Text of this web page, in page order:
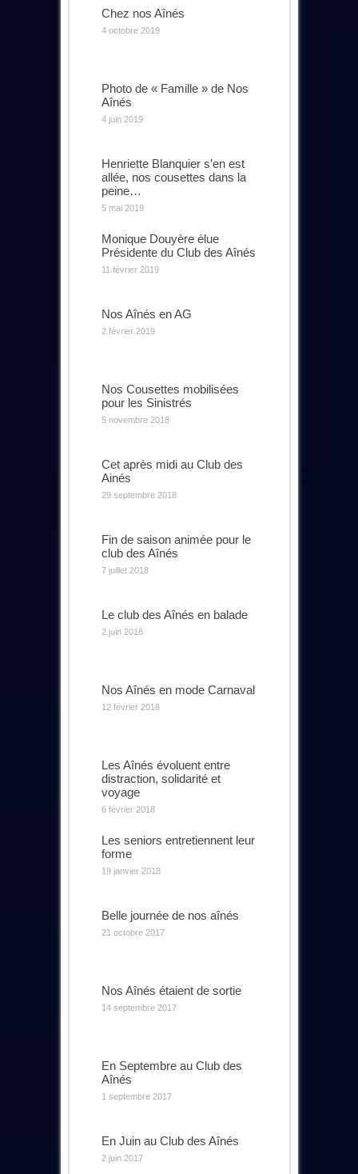
Chez nos Aînés
4 octobre 2019
Photo de « Famille » de Nos
Aînés
4 juin 2019
Henriette Blanquier s’en est
allée, nos cousettes dans la
peine…
5 mai 2019
Monique Douyère élue
Présidente du Club des Aînés
11 février 2019
Nos Aînés en AG
2 février 2019
Nos Cousettes mobilisées
pour les Sinistrés
5 novembre 2018
Cet après midi au Club des
Ainés
29 septembre 2018
Fin de saison animée pour le
club des Aînés
7 juillet 2018
Le club des Aînés en balade
2 juin 2018
Nos Aînés en mode Carnaval
12 février 2018
Les Aînés évoluent entre
distraction, solidarité et
voyage
6 février 2018
Les seniors entretiennent leur
forme
19 janvier 2018
Belle journée de nos aînés
21 octobre 2017
Nos Aînés étaient de sortie
14 septembre 2017
En Septembre au Club des
Aînés
1 septembre 2017
En Juin au Club des Aînés
2 juin 2017